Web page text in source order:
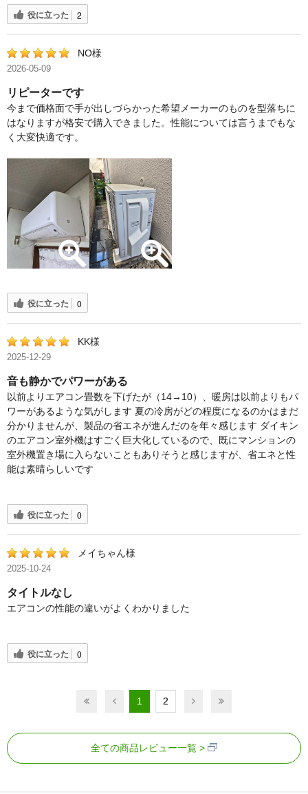
役に立った 2
NO様
2026-05-09
リピーターです
今まで価格面で手が出しづらかった希望メーカーのものを型落ちに
はなりますが格安で購入できました。性能については言うまでもな
く大変快適です。
役に立った 0
KK様
2025-12-29
音も静かでパワーがある
以前よりエアコン畳数を下げたが（14→10）、暖房は以前よりもパ
ワーがあるような気がします 夏の冷房がどの程度になるのかはまだ
分かりませんが、製品の省エネが進んだのを年々感じます ダイキン
のエアコン室外機はすごく巨大化しているので、既にマンションの
室外機置き場に入らないこともありそうと感じますが、省エネと性
能は素晴らしいです
役に立った 0
メイちゃん様
2025-10-24
タイトルなし
エアコンの性能の違いがよくわかりました
役に立った 0
1 2
全ての商品レビュー一覧